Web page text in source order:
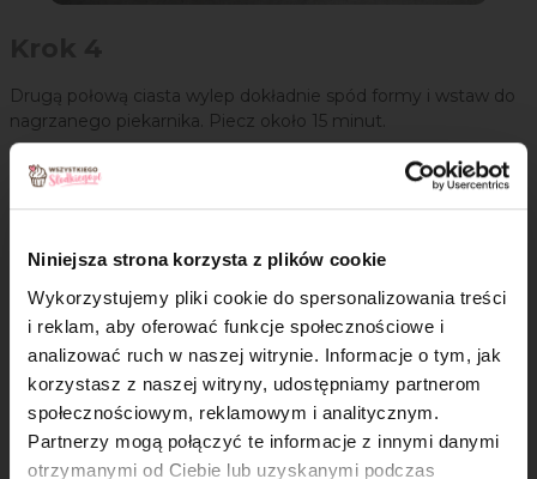
Niniejsza strona korzysta z plików cookie
Wykorzystujemy pliki cookie do spersonalizowania treści
i reklam, aby oferować funkcje społecznościowe i
analizować ruch w naszej witrynie. Informacje o tym, jak
korzystasz z naszej witryny, udostępniamy partnerom
społecznościowym, reklamowym i analitycznym.
Partnerzy mogą połączyć te informacje z innymi danymi
otrzymanymi od Ciebie lub uzyskanymi podczas
Drugą połową ciasta wylep dokładnie spód formy i wstaw do
nagrzanego piekarnika. Piecz około 15 minut.
×